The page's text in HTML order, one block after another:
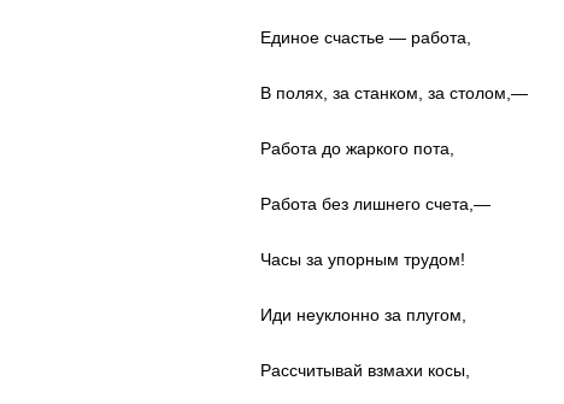
Единое счастье — работа,
В полях, за станком, за столом,—
Работа до жаркого пота,
Работа без лишнего счета,—
Часы за упорным трудом!
Иди неуклонно за плугом,
Рассчитывай взмахи косы,